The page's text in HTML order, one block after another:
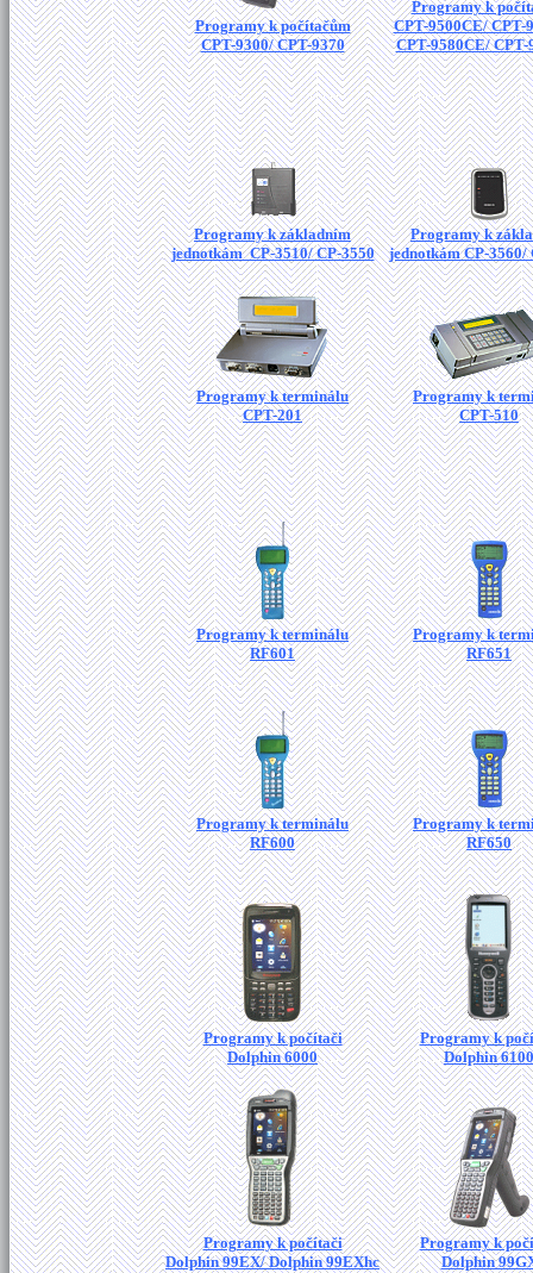
Programy k počítačům
CPT-9300/ CPT-9370
Programy k
CPT-9500CE/ CPT-
CPT-9580CE/ CPT-
Programy k základním
jednotkám CP-3510/ CP-3550
Programy k
jednotkám CP-3560/
Programy k terminálu
CPT-201
Programy k
CPT-510
Programy k terminálu
RF601
Programy k
RF651
Programy k terminálu
RF600
Programy k
RF650
Programy k počítači
Dolphin 6000
Programy k
Dolphin 6100
Programy k počítači
Dolphin 99EX/ Dolphin 99EXhc
Programy k
Dolphin